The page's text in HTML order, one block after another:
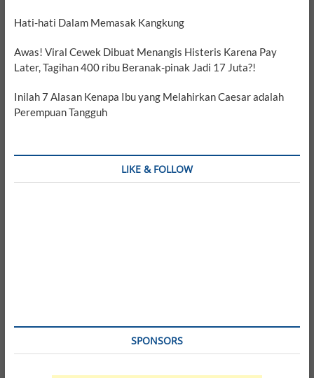
Hati-hati Dalam Memasak Kangkung
Awas! Viral Cewek Dibuat Menangis Histeris Karena Pay
Later, Tagihan 400 ribu Beranak-pinak Jadi 17 Juta?!
Inilah 7 Alasan Kenapa Ibu yang Melahirkan Caesar adalah
Perempuan Tangguh
LIKE & FOLLOW
SPONSORS